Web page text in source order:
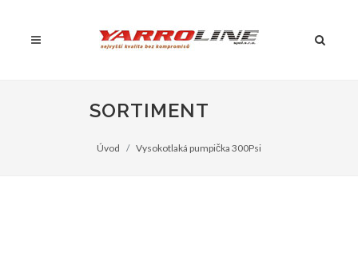
SORTIMENT
Úvod Vysokotlaká pumpička 300Psi